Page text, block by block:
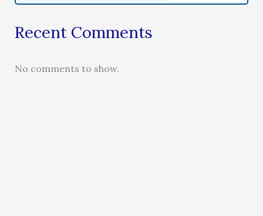
Recent Comments
No comments to show.